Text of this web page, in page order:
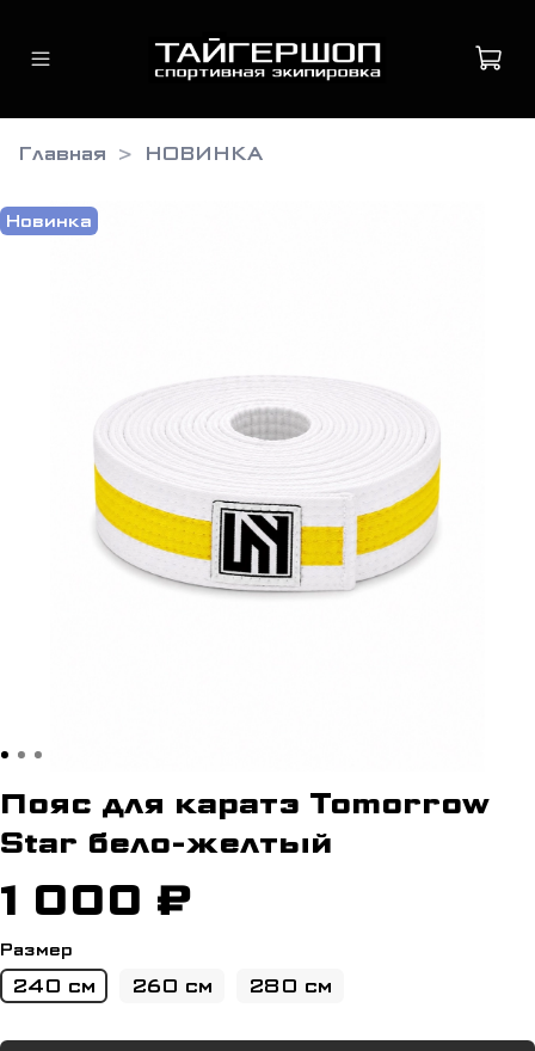
Главная НОВИНКА
Новинка
Пояс для каратэ Tomorrow
Star бело-желтый
1 000 ₽
Размер
240 см 260 см 280 см